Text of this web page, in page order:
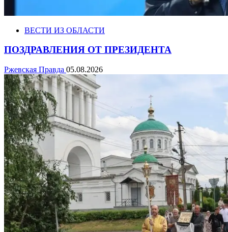
ВЕСТИ ИЗ ОБЛАСТИ
ПОЗДРАВЛЕНИЯ ОТ ПРЕЗИДЕНТА
Ржевская Правда 05.08.2026